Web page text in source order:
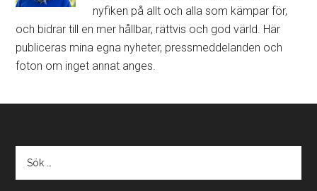
nyfiken på allt och alla som kämpar för,
och bidrar till en mer hållbar, rättvis och god värld. Här
publiceras mina egna nyheter, pressmeddelanden och
foton om inget annat anges.